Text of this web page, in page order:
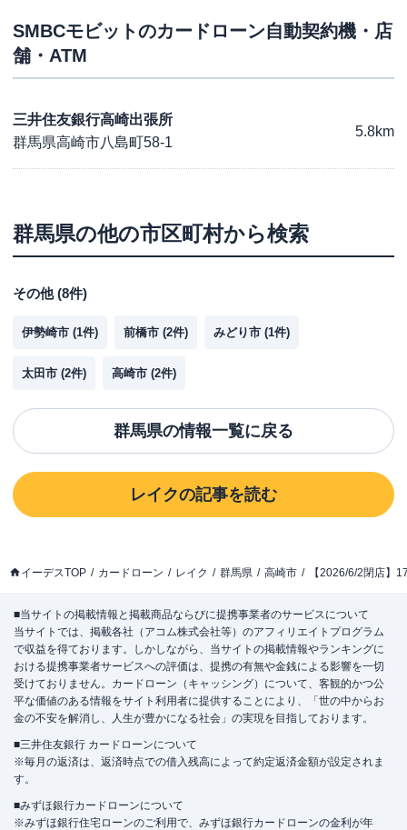
SMBCモビットのカードローン自動契約機・店
舗・ATM
三井住友銀行高崎出張所
群馬県高崎市八島町58-1
5.8km
群馬県の他の市区町村から検索
その他(8件)
伊勢崎市 (1件) 前橋市 (2件) みどり市 (1件)
太田市 (2件) 高崎市 (2件)
群馬県の情報一覧に戻る
レイクの記事を読む
イーデスTOP カードローン レイク 群馬県 高崎市 【2026/6/2閉店】
■当サイトの掲載情報と掲載商品ならびに提携事業者のサービスについて
当サイトでは、掲載各社（アコム株式会社等）のアフィリエイトプログラム
で収益を得ております。しかしながら、当サイトの掲載情報やランキングに
おける提携事業者サービスへの評価は、提携の有無や金銭による影響を一切
受けておりません。カードローン（キャッシング）について、客観的かつ公
平な価値のある情報をサイト利用者に提供することにより、「世の中からお
金の不安を解消し、人生が豊かになる社会」の実現を目指しております。
■三井住友銀行 カードローンについて
※毎月の返済は、返済時点での借入残高によって約定返済金額が設定されま
す。
■みずほ銀行カードローンについて
※みずほ銀行住宅ローンのご利用で、みずほ銀行カードローンの金利が年